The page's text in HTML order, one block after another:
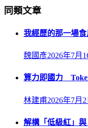
同類文章
我經歷的那一場
魏國彥2026年7月
算力即國力
林建甫2026年7月2
解構「低級紅」